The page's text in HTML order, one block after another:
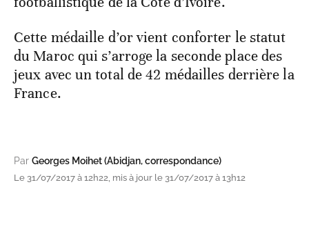
Cette médaille d’or vient conforter le statut
du Maroc qui s’arroge la seconde place des
jeux avec un total de 42 médailles derrière la
France.
Par Georges Moihet (Abidjan, correspondance)
Le 31/07/2017 à 12h22, mis à jour le 31/07/2017 à 13h12